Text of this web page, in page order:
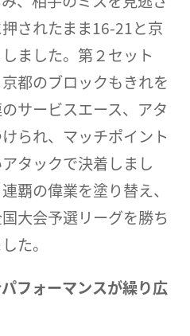
されたまま16-21と京
ました。第２セット
都のブロックもきれを
サービスエース、アタ
られ、マッチポイント
タックで決着しまし
覇の偉業を塗り替え、
大会予選リーグを勝ち
た。
フォーマンスが繰り広